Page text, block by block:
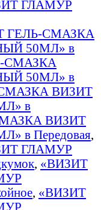
ГЛАМУР
ГЕЛЬ-СМАЗКА
50МЛ» в
СМАЗКА
50МЛ» в
ВИЗИТ
в
ВИЗИТ
в Передовая,
ГЛАМУР
, «ВИЗИТ
, «ВИЗИТ